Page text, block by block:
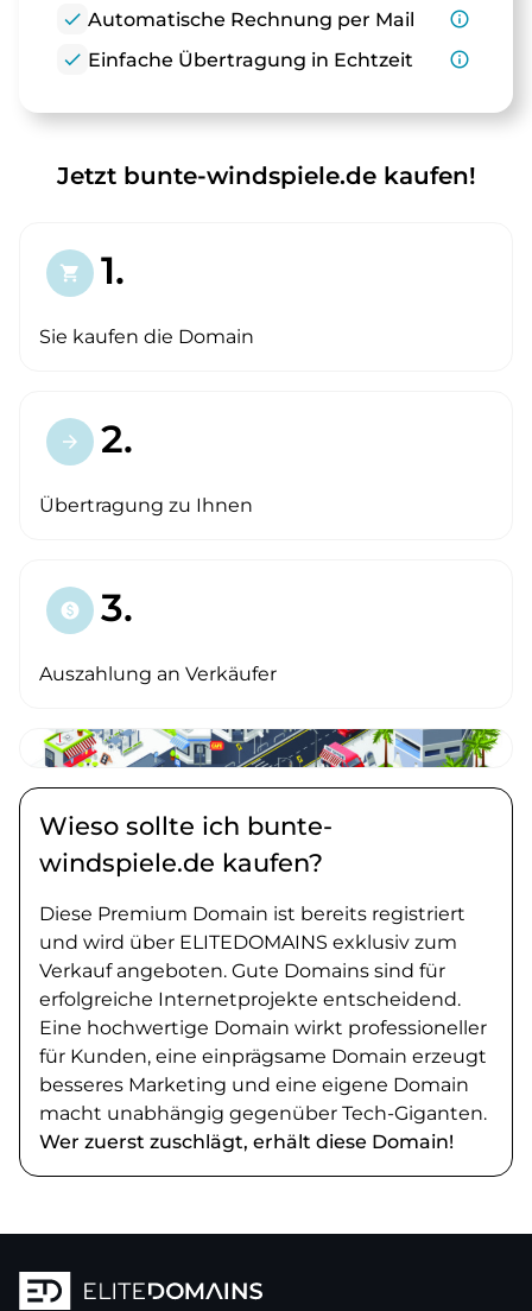
check Automatische Rechnung per Mail
info_outline
check Einfache Übertragung in Echtzeit info_outline
Jetzt bunte-windspiele.de kaufen!
shopping_cart 1.
Sie kaufen die Domain
arrow_forward 2.
Übertragung zu Ihnen
paid 3.
Auszahlung an Verkäufer
Wieso sollte ich bunte-
windspiele.de kaufen?
Diese Premium Domain ist bereits registriert
und wird über ELITEDOMAINS exklusiv zum
Verkauf angeboten. Gute Domains sind für
erfolgreiche Internetprojekte entscheidend.
Eine hochwertige Domain wirkt professioneller
für Kunden, eine einprägsame Domain erzeugt
besseres Marketing und eine eigene Domain
macht unabhängig gegenüber Tech-Giganten.
Wer zuerst zuschlägt, erhält diese Domain!